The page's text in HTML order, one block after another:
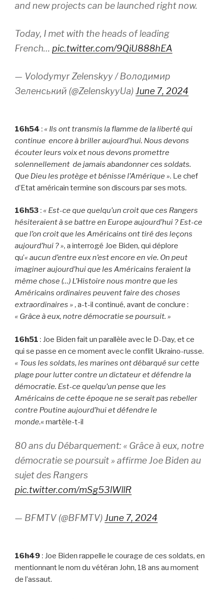
and new projects can be launched right now.
Today, I met with the heads of leading
French… pic.twitter.com/9QiU888hEA
— Volodymyr Zelenskyy / Володимир
Зеленський (@ZelenskyyUa) June 7, 2024
16h54 : « Ils ont transmis la flamme de la liberté qui
continue encore à briller aujourd’hui. Nous devons
écouter leurs voix et nous devons promettre
solennellement de jamais abandonner ces soldats.
Que Dieu les protège et bénisse l’Amérique ». Le chef
d’Etat américain termine son discours par ses mots.
16h53 : « Est-ce que quelqu’un croit que ces Rangers
hésiteraient à se battre en Europe aujourd’hui ? Est-ce
que l’on croit que les Américains ont tiré des leçons
aujourd’hui ? », a interrogé Joe Biden, qui déplore
qu’« aucun d’entre eux n’est encore en vie. On peut
imaginer aujourd’hui que les Américains feraient la
même chose (…) L’Histoire nous montre que les
Américains ordinaires peuvent faire des choses
extraordinaires » , a-t-il continué, avant de conclure :
« Grâce à eux, notre démocratie se poursuit. »
16h51 : Joe Biden fait un parallèle avec le D-Day, et ce
qui se passe en ce moment avec le conflit Ukraino-russe.
« Tous les soldats, les marines ont débarqué sur cette
plage pour lutter contre un dictateur et défendre la
démocratie. Est-ce quelqu’un pense que les
Américains de cette époque ne se serait pas rebeller
contre Poutine aujourd’hui et défendre le
monde.« martèle-t-il
80 ans du Débarquement: « Grâce à eux, notre
démocratie se poursuit » affirme Joe Biden au
sujet des Rangers
pic.twitter.com/mSg53lWllR
— BFMTV (@BFMTV) June 7, 2024
16h49 : Joe Biden rappelle le courage de ces soldats, en
mentionnant le nom du vétéran John, 18 ans au moment
de l’assaut.